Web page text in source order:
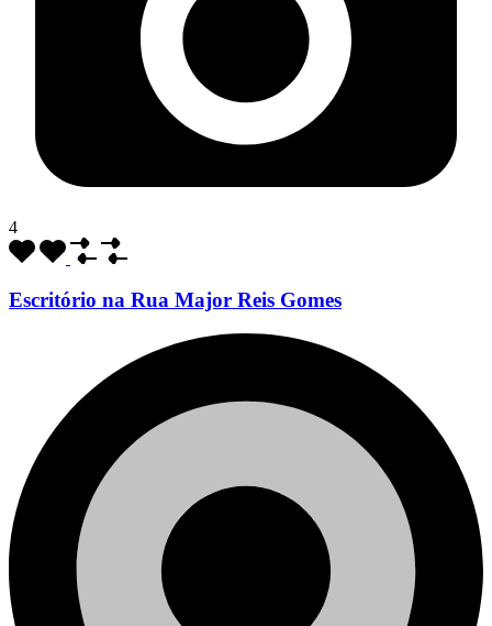
4
Escritório na Rua Major Reis Gomes